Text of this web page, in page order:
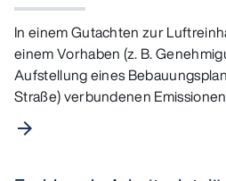
In einem Gutachten zur
einem Vorhaben (z. B.
Aufstellung eines
Straße) verbundenen
arrow_forward